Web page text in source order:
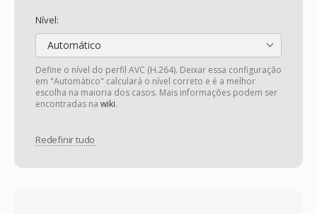
Nível:
Automático
Define o nível do perfil AVC (H.264). Deixar essa configuração
em "Automático" calculará o nível correto e é a melhor
escolha na maioria dos casos. Mais informações podem ser
encontradas na wiki.
Redefinir tudo